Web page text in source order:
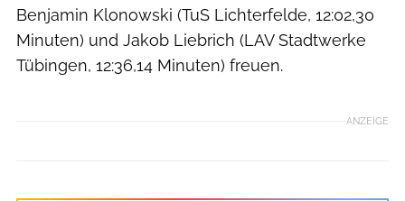
Benjamin Klonowski (TuS Lichterfelde, 12:02,30
Minuten) und Jakob Liebrich (LAV Stadtwerke
Tübingen, 12:36,14 Minuten) freuen.
ANZEIGE